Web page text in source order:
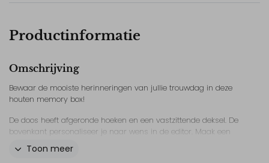
Productinformatie
Omschrijving
Bewaar de mooiste herinneringen van jullie trouwdag in deze
houten memory box!
De doos heeft afgeronde hoeken en een vastzittende deksel. De
bovenkant personaliseer je naar wens in de editor. Maak een
Toon meer